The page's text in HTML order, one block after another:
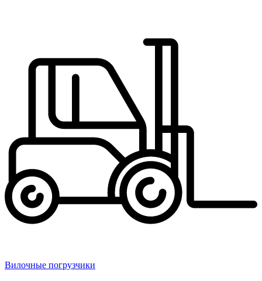
Вилочные погрузчики